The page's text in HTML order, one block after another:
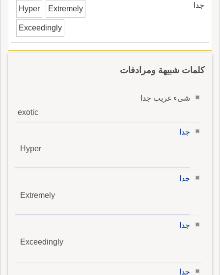
جدا Hyper Extremely
Exceedingly
كلمات شبيهة ومرادفات
شىء غريب جدا
exotic
جدا
Hyper
جدا
Extremely
جدا
Exceedingly
جدا